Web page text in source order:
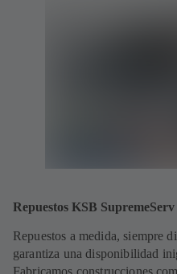
Repuestos KSB SupremeServ
Repuestos a medida, siempre
garantiza una disponibilidad
Fabricamos construcciones